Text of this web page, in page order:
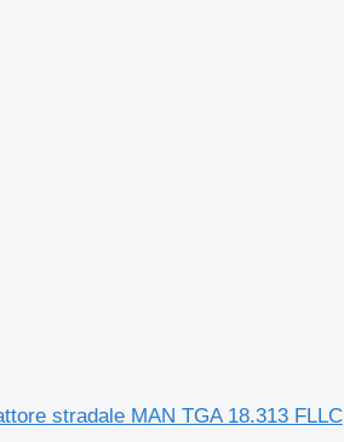
stradale MAN TGA 18.313 FLLC